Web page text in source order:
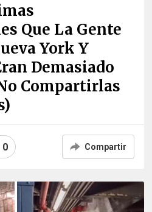
Que La Gente
York Y
Demasiado
Compartirlas
0 Compartir